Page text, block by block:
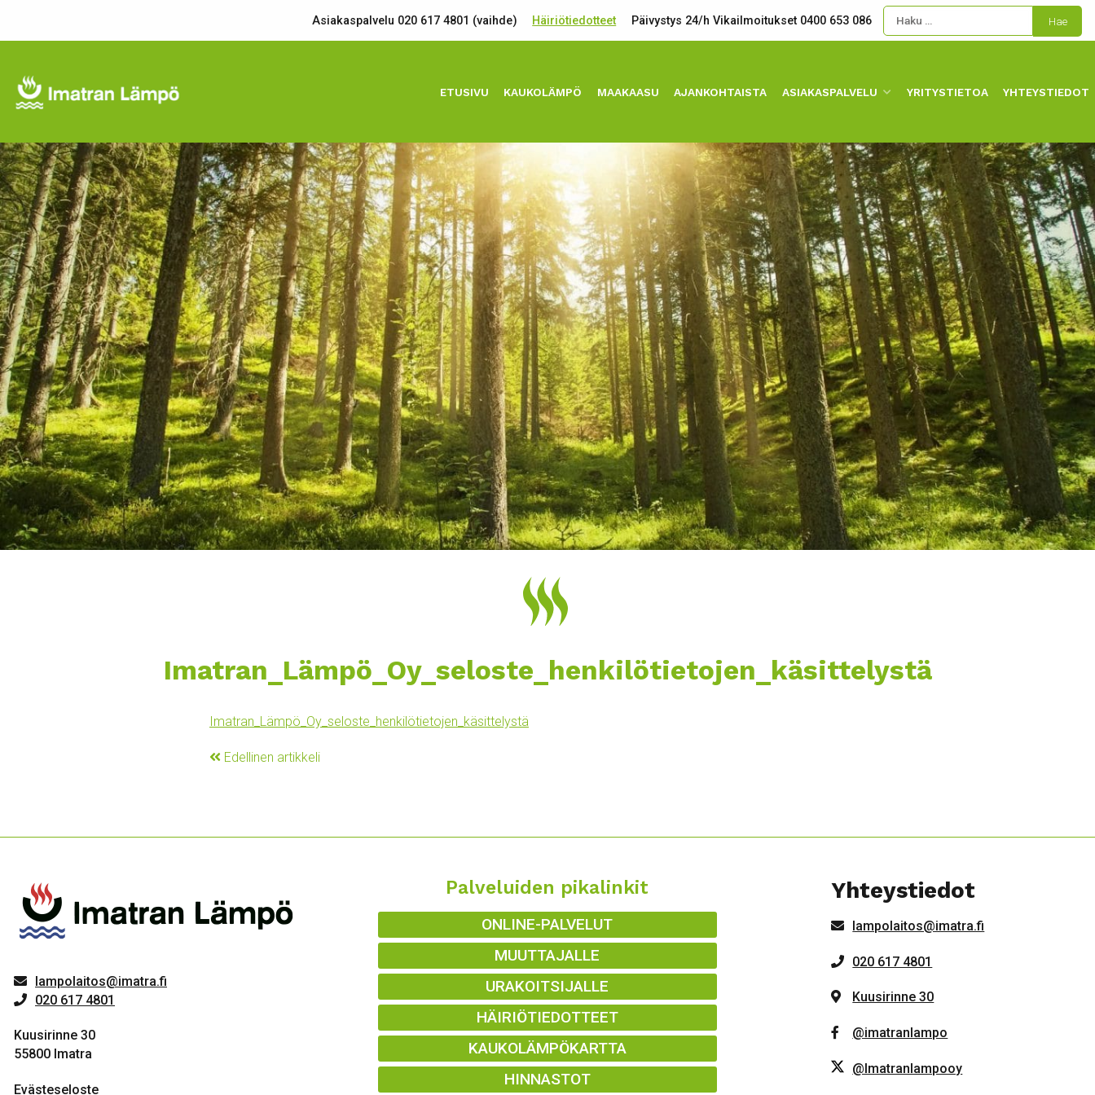
Asiakaspalvelu 020 617 4801 (vaihde) Häiriötiedotteet Päivystys 24/h Vikailmoitukset 0400 653 086
ETUSIVU KAUKOLÄMPÖ MAAKAASU AJANKOHTAISTA ASIAKASPALVELU YRITYSTIETOA YHTEYSTIEDOT
Imatran_Lämpö_Oy_seloste_henkilötietojen_käsittelystä
Imatran_Lämpö_Oy_seloste_henkilötietojen_käsittelystä
Edellinen artikkeli
lampolaitos@imatra.fi
020 617 4801
Kuusirinne 30
55800 Imatra
Evästeseloste
Palveluiden pikalinkit
ONLINE-PALVELUT
MUUTTAJALLE
URAKOITSIJALLE
HÄIRIÖTIEDOTTEET
KAUKOLÄMPÖKARTTA
HINNASTOT
Yhteystiedot
lampolaitos@imatra.fi
020 617 4801
Kuusirinne 30
@imatranlampo
@Imatranlampooy